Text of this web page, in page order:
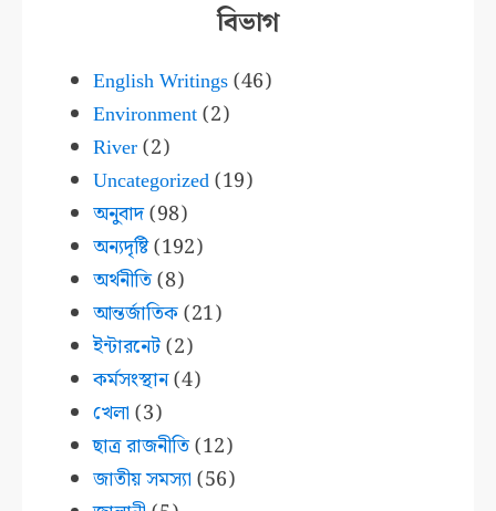
বিভাগ
English Writings(46)
Environment(2)
River(2)
Uncategorized(19)
অনুবাদ(98)
অন্যদৃষ্টি(192)
অর্থনীতি(8)
আন্তর্জাতিক(21)
ইন্টারনেট(2)
কর্মসংস্থান(4)
খেলা (3)
ছাত্র রাজনীতি(12)
জাতীয় সমস্যা (56)